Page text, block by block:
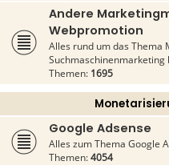
Andere
Webpromotion
Alles rund um das Thema
Suchmaschinenmarketing
Themen: 1695
Google Adsense
Alles zum Thema Google
Themen:4054